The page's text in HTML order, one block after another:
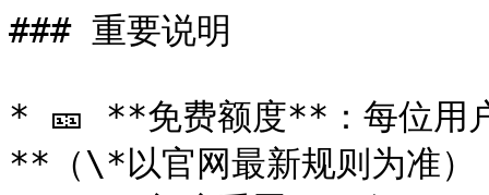
### 重要说明
* 🎫 **免费额度**：每位
**（\*以官网最新规则为准）